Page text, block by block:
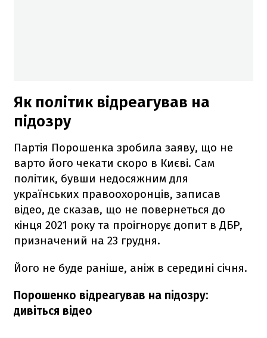
Як політик відреагував на
підозру
Партія Порошенка зробила заяву, що не
варто його чекати скоро в Києві. Сам
політик, бувши недосяжним для
українських правоохоронців, записав
відео, де сказав, що не повернеться до
кінця 2021 року та проігнорує допит в ДБР,
призначений на 23 грудня.
Його не буде раніше, аніж в середині січня.
Порошенко відреагував на підозру:
дивіться відео